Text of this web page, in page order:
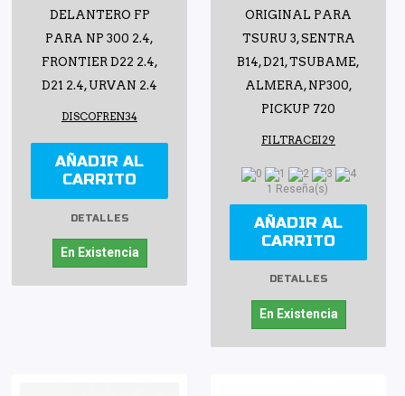
DELANTERO FP
PARA NP 300 2.4,
FRONTIER D22 2.4,
D21 2.4, URVAN 2.4
DISCOFREN34
AÑADIR AL
CARRITO
DETALLES
En Existencia
ORIGINAL PARA
TSURU 3, SENTRA
B14, D21, TSUBAME,
ALMERA, NP300,
PICKUP 720
FILTRACEI29
1 Reseña(s)
AÑADIR AL
CARRITO
DETALLES
En Existencia